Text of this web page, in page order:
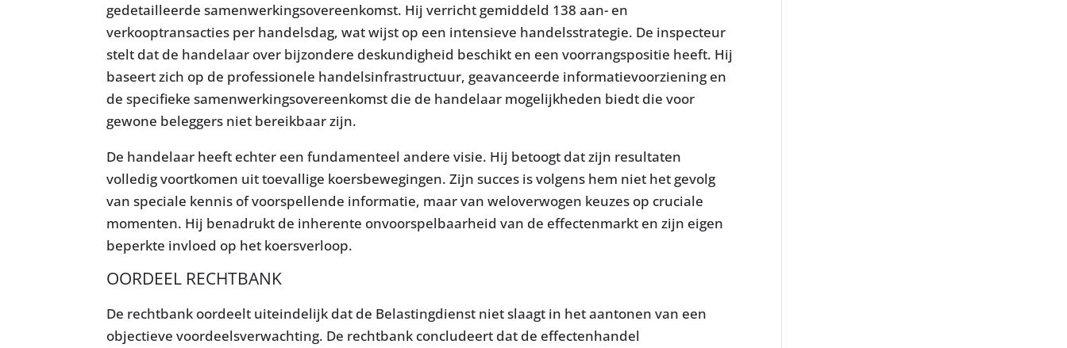
gedetailleerde samenwerkingsovereenkomst. Hij verricht gemiddeld 138 aan- en
verkooptransacties per handelsdag, wat wijst op een intensieve handelsstrategie. De inspecteur
stelt dat de handelaar over bijzondere deskundigheid beschikt en een voorrangspositie heeft. Hij
baseert zich op de professionele handelsinfrastructuur, geavanceerde informatievoorziening en
de specifieke samenwerkingsovereenkomst die de handelaar mogelijkheden biedt die voor
gewone beleggers niet bereikbaar zijn.
De handelaar heeft echter een fundamenteel andere visie. Hij betoogt dat zijn resultaten
volledig voortkomen uit toevallige koersbewegingen. Zijn succes is volgens hem niet het gevolg
van speciale kennis of voorspellende informatie, maar van weloverwogen keuzes op cruciale
momenten. Hij benadrukt de inherente onvoorspelbaarheid van de effectenmarkt en zijn eigen
beperkte invloed op het koersverloop.
OORDEEL RECHTBANK
De rechtbank oordeelt uiteindelijk dat de Belastingdienst niet slaagt in het aantonen van een
objectieve voordeelsverwachting. De rechtbank concludeert dat de effectenhandel